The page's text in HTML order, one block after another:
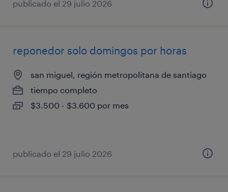
publicado el 29 julio 2026
reponedor solo domingos por horas
san miguel, región metropolitana de santiago
tiempo completo
$3.500 - $3.600 por mes
publicado el 29 julio 2026